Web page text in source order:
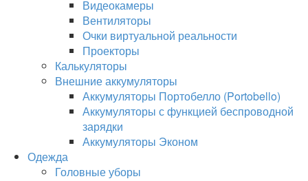
Видеокамеры
Вентиляторы
Очки виртуальной реальности
Проекторы
Калькуляторы
Внешние аккумуляторы
Аккумуляторы Портобелло (Portobello)
Аккумуляторы с функцией беспроводной
зарядки
Аккумуляторы Эконом
Одежда
Головные уборы